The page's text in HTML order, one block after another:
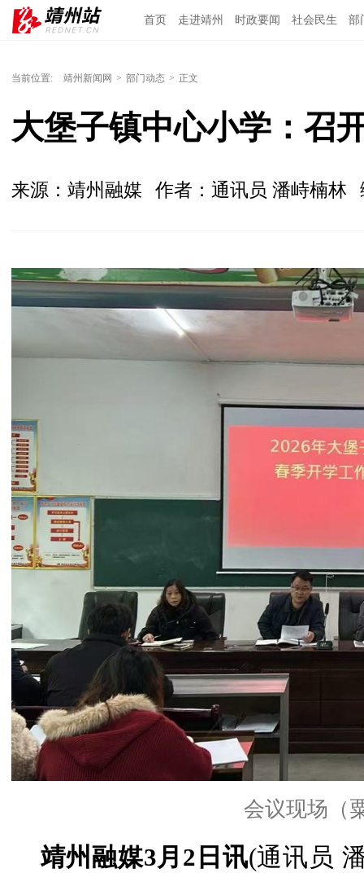
首页 走进靖州 时政要闻 社会民生 部
当前位置: 靖州新闻网 > 部门动态 > 正文
大堡子镇中心小学：召
来源：靖州融媒 作者：通讯员 潘峙楠林
会议现场（
靖州融媒3月2日讯(通讯员